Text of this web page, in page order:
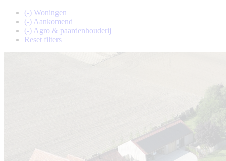
(-) Woningen
(-) Aankomend
(-) Agro & paardenhouderij
Reset filters